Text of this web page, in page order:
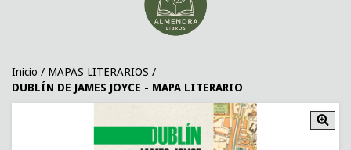
Inicio / MAPAS LITERARIOS /
DUBLÍN DE JAMES JOYCE - MAPA LITERARIO